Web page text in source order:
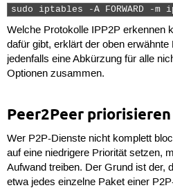
sudo iptables -A FORWARD -
Welche Protokolle IPP2P erkennen
dafür gibt, erklärt der oben erwähnte
jedenfalls eine Abkürzung für alle
Optionen zusammen.
Peer2Peer priorisieren
Wer P2P-Dienste nicht komplett
auf eine niedrigere Priorität setzen,
Aufwand treiben. Der Grund ist der,
etwa jedes einzelne Paket einer